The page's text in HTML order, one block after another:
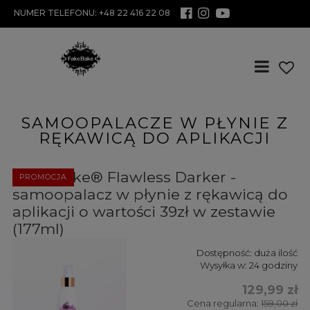
NUMER TELEFONU: +48 22 416 22 08
SAMOOPALACZE W PŁYNIE Z
RĘKAWICĄ DO APLIKACJI
Fake Bake® Flawless Darker -
samoopalacz w płynie z rękawicą do
aplikacji o wartości 39zł w zestawie
(177ml)
Dostępność: duża ilość
Wysyłka w: 24 godziny
129,99 zł
Cena regularna:159,00 zł
PROMOCJA